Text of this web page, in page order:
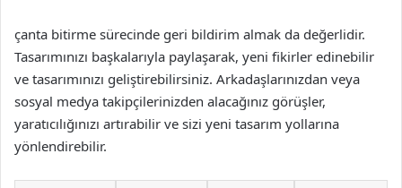
çanta bitirme sürecinde geri bildirim almak da değerlidir.
Tasarımınızı başkalarıyla paylaşarak, yeni fikirler edinebilir
ve tasarımınızı geliştirebilirsiniz. Arkadaşlarınızdan veya
sosyal medya takipçilerinizden alacağınız görüşler,
yaratıcılığınızı artırabilir ve sizi yeni tasarım yollarına
yönlendirebilir.